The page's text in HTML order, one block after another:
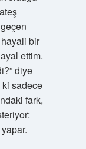
bir
ettim.
diye
ki sadece
fark,